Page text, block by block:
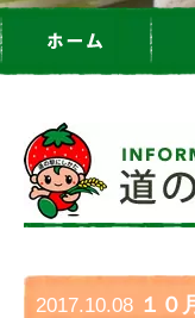
2017.10.08 １０